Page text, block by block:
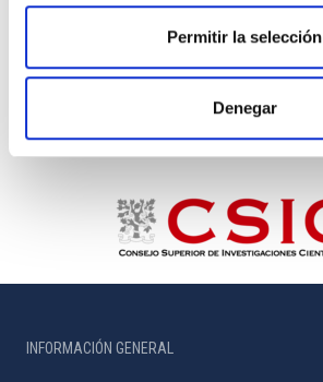
Permitir la selección
Denegar
INFORMACIÓN GENERAL